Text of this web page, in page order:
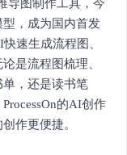
导图制作工具，今
型，成为国内首发
速生成流程图、
是流程图梳理、
，还是读书笔
的AI创作
作更便捷。